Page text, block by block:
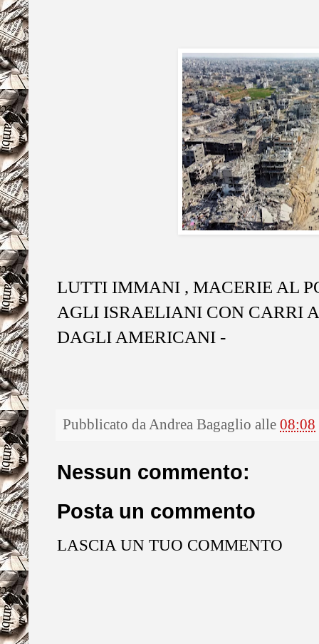
LUTTI IMMANI , MACERIE AL
AGLI ISRAELIANI CON CARRI
DAGLI AMERICANI -
Pubblicato daAndrea Bagaglio alle 08:08
Nessun commento:
Posta un commento
LASCIA UN TUO COMMENTO